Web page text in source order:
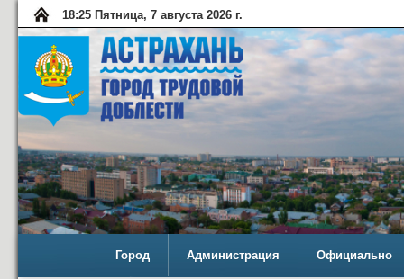
18:25 Пятница, 7 августа 2026 г.
Город Администрация Официально